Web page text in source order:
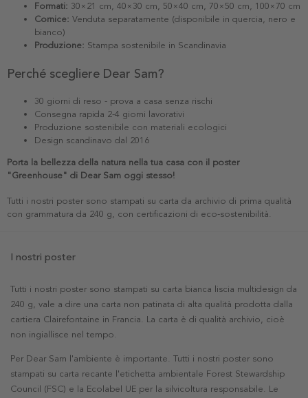
Formati: 30×21 cm, 40×30 cm, 50×40 cm, 70×50 cm, 100×70 cm
Cornice: Venduta separatamente (disponibile in quercia, nero e
bianco)
Produzione: Stampa sostenibile in Scandinavia
Perché scegliere Dear Sam?
30 giorni di reso - prova a casa senza rischi
Consegna rapida 2-4 giorni lavorativi
Produzione sostenibile con materiali ecologici
Design scandinavo dal 2016
Porta la bellezza della natura nella tua casa con il poster
"Greenhouse" di Dear Sam oggi stesso!
Tutti i nostri poster sono stampati su carta da archivio di prima qualità
con grammatura da 240 g, con certificazioni di eco-sostenibilità.
I nostri poster
Tutti i nostri poster sono stampati su carta bianca liscia multidesign da
240 g, vale a dire una carta non patinata di alta qualità prodotta dalla
cartiera Clairefontaine in Francia. La carta è di qualità archivio, cioè
non ingiallisce nel tempo.
Per Dear Sam l'ambiente è importante. Tutti i nostri poster sono
stampati su carta recante l'etichetta ambientale Forest Stewardship
Council (FSC) e la Ecolabel UE per la silvicoltura responsabile. Le